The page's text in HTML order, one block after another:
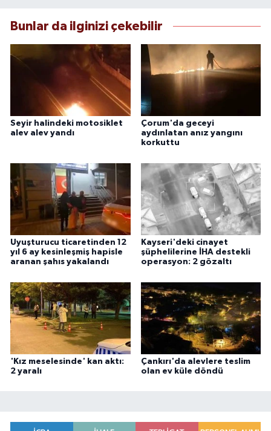
Bunlar da ilginizi çekebilir
Seyir halindeki motosiklet
alev alev yandı
Çorum'da geceyi
aydınlatan anız yangını
korkuttu
Uyuşturucu ticaretinden 12
yıl 6 ay kesinleşmiş hapisle
aranan şahıs yakalandı
Kayseri'deki cinayet
şüphelilerine İHA destekli
operasyon: 2 gözaltı
'Kız meselesinde' kan aktı:
2 yaralı
Çankırı'da alevlere teslim
olan ev küle döndü